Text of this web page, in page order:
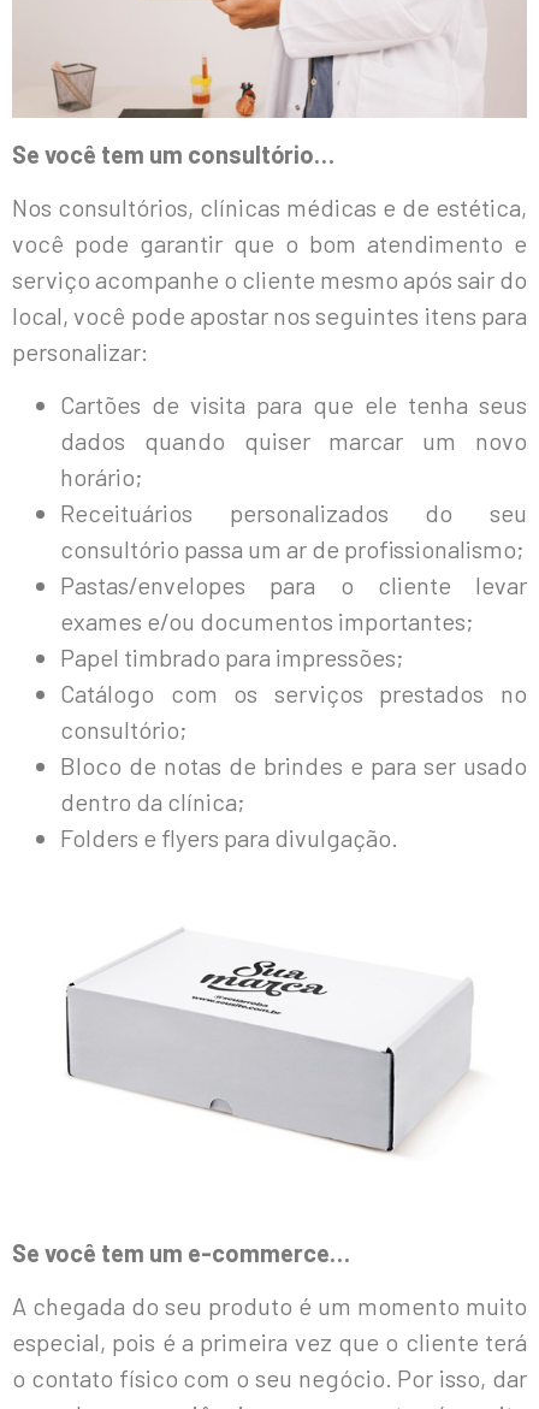
Se você tem um consultório…
Nos consultórios, clínicas médicas e de estética,
você pode garantir que o bom atendimento e
serviço acompanhe o cliente mesmo após sair do
local, você pode apostar nos seguintes itens para
personalizar:
Cartões de visita para que ele tenha seus
dados quando quiser marcar um novo
horário;
Receituários personalizados do seu
consultório passa um ar de profissionalismo;
Pastas/envelopes para o cliente levar
exames e/ou documentos importantes;
Papel timbrado para impressões;
Catálogo com os serviços prestados no
consultório;
Bloco de notas de brindes e para ser usado
dentro da clínica;
Folders e flyers para divulgação.
Se você tem um e-commerce…
A chegada do seu produto é um momento muito
especial, pois é a primeira vez que o cliente terá
o contato físico com o seu negócio. Por isso, dar